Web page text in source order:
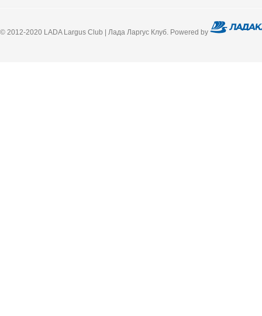
© 2012-2020 LADA Largus Club | Лада Ларгус Клуб. Powered by